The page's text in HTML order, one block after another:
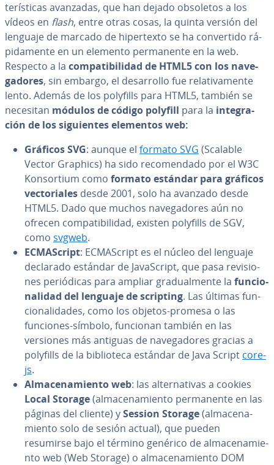
te­rí­s­ti­cas avanzadas, que han dejado obsoletos a los
vídeos en flash, entre otras cosas, la quinta versión del
lenguaje de marcado de hi­pe­r­te­x­to se ha co­n­ve­r­ti­do rá­
pi­da­me­n­te en un elemento pe­r­ma­ne­n­te en la web.
Respecto a la co­m­pa­ti­bi­li­dad de HTML5 con los na­ve­
ga­do­res, sin embargo, el de­sa­rro­llo fue re­la­ti­va­me­n­te
lento. Además de los polyfills para HTML5, también se
necesitan módulos de código polyfill para la in­te­gra­
ción de los si­guie­n­tes elementos web:
Gráficos SVG: aunque el formato SVG (Scalable
Vector Graphics) ha sido re­co­me­n­da­do por el W3C
Ko­n­so­r­tium como formato estándar para gráficos
ve­c­to­ria­les desde 2001, solo ha avanzado desde
HTML5. Dado que muchos na­ve­ga­do­res aún no
ofrecen co­m­pa­ti­bi­li­dad, existen polyfills de SGV,
como svgweb.
EC­MA­S­cri­pt: EC­MA­S­cri­pt es el núcleo del lenguaje
declarado estándar de Ja­va­S­cri­pt, que pasa re­vi­sio­
nes pe­rió­di­cas para ampliar gra­dua­l­me­n­te la fu­n­cio­
na­li­dad del lenguaje de scripting. Las últimas fu­n­
cio­na­li­da­des, como los objetos-promesa o las
funciones-símbolo, funcionan también en las
versiones más antiguas de na­ve­ga­do­res gracias a
polyfills de la bi­blio­te­ca estándar de Java Script core-
js.
Al­ma­ce­na­mie­n­to web: las al­te­r­na­ti­vas a cookies
Local Storage(al­ma­ce­na­mie­n­to pe­r­ma­ne­n­te en las
páginas del cliente) ySession Storage(al­ma­ce­na­
mie­n­to solo de sesión actual), que pueden
resumirse bajo el término genérico de al­ma­ce­na­mie­
n­to web (Web Storage) o al­ma­ce­na­mie­n­to DOM